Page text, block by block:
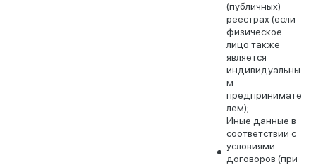
(публичных)
реестрах (если
физическое
лицо также
является
индивидуальны
м
предпринимате
лем);
Иные данные в
соответствии с
условиями
договоров (при